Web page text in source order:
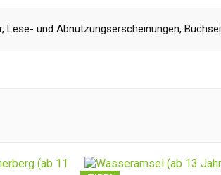
Lese- und Abnutzungserscheinungen,